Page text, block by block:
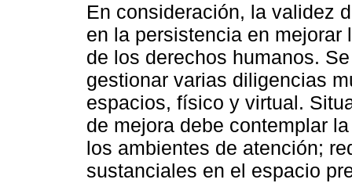
En consideración, la validez
en la persistencia en
de los derechos humanos.
gestionar varias diligencias
espacios, físico y virtual.
de mejora debe contemplar
los ambientes de atención;
sustanciales en el espacio